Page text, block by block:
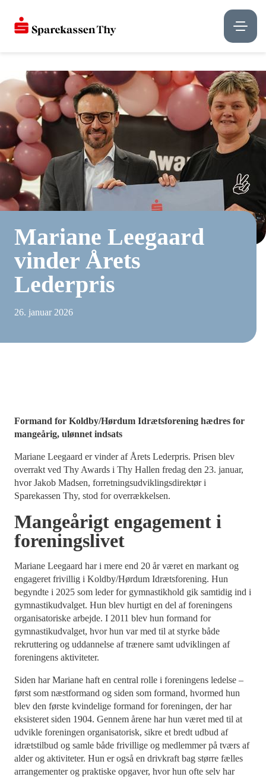
Mariane Leegaard
vinder Årets
Lederpris
26. januar 2026
Formand for Koldby/Hørdum Idrætsforening hædres for
mangeårig, ulønnet indsats
Mariane Leegaard er vinder af Årets Lederpris. Prisen blev
overrakt ved Thy Awards i Thy Hallen fredag den 23. januar,
hvor Jakob Madsen, forretningsudviklingsdirektør i
Sparekassen Thy, stod for overrækkelsen.
Mangeårigt engagement i
foreningslivet
Mariane Leegaard har i mere end 20 år været en markant og
engageret frivillig i Koldby/Hørdum Idrætsforening. Hun
begyndte i 2025 som leder for gymnastikhold gik samtidig ind i
gymnastikudvalget. Hun blev hurtigt en del af foreningens
organisatoriske arbejde. I 2011 blev hun formand for
gymnastikudvalget, hvor hun var med til at styrke både
rekruttering og uddannelse af trænere samt udviklingen af
foreningens aktiviteter.
Siden har Mariane haft en central rolle i foreningens ledelse –
først som næstformand og siden som formand, hvormed hun
blev den første kvindelige formand for foreningen, der har
eksisteret siden 1904. Gennem årene har hun været med til at
udvikle foreningen organisatorisk, sikre et bredt udbud af
idrætstilbud og samle både frivillige og medlemmer på tværs af
alder og aktiviteter. Hun er også en drivkraft bag større fælles
arrangementer og praktiske opgaver, hvor hun ofte selv har